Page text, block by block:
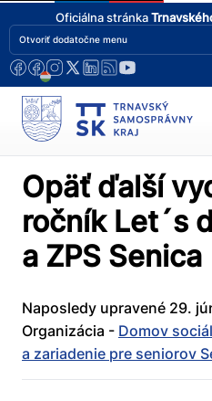
Oficiálna stránka
Otvoriť dodatočne menu
Opäť ďalší
ročník Let´s
a ZPS Senica
Naposledy upravené 29.
Organizácia - Domov
a zariadenie pre seniorov